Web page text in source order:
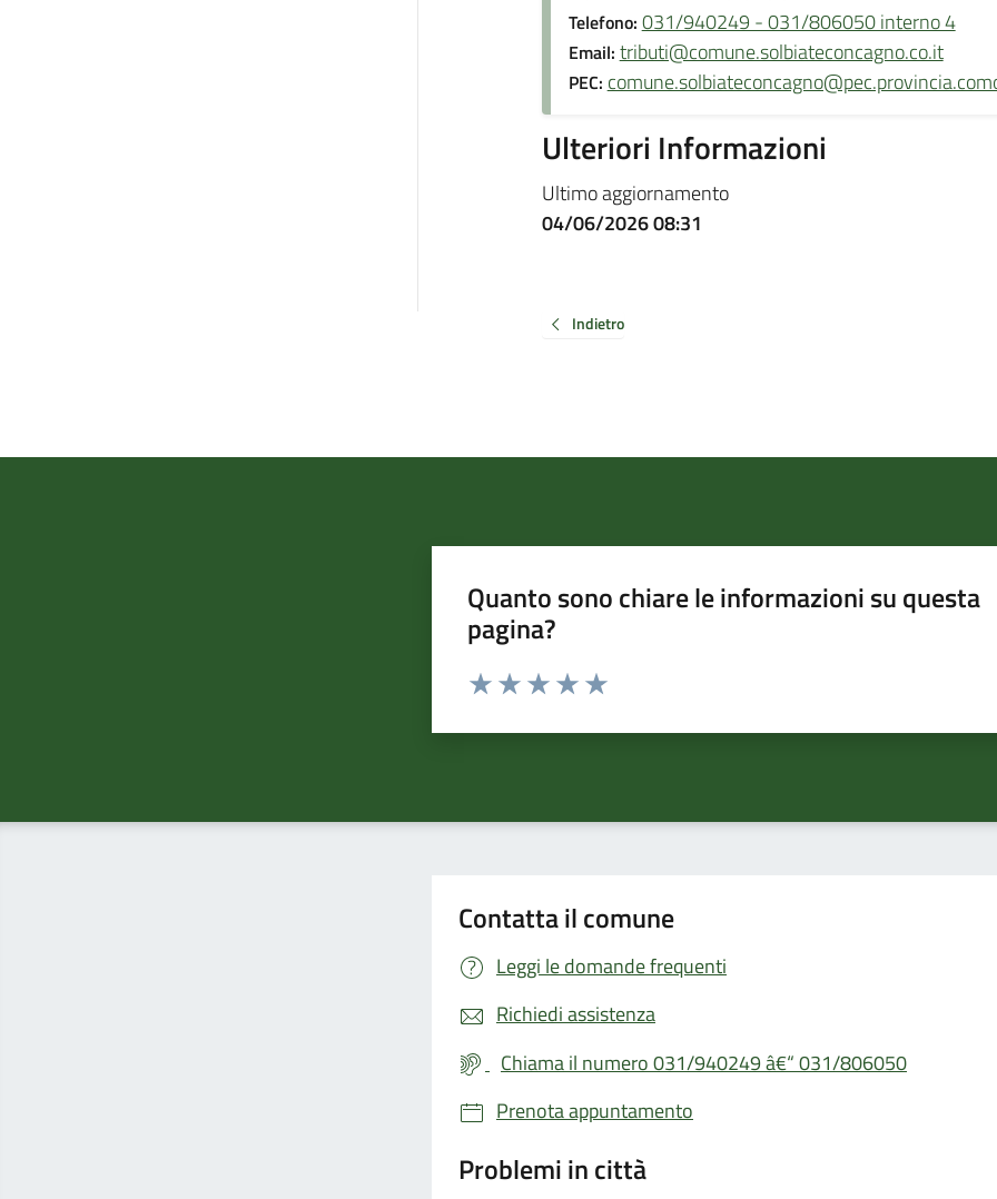
Telefono: 031/940249 - 031/806050 interno 4
Email: tributi@comune.solbiateconcagno.co.it
PEC:
Ulteriori Informazioni
Ultimo aggiornamento
04/06/2026 08:31
Indietro
Quanto sono chiare le informazioni su questa
pagina?
Valuta da 1 a 5 stelle la pagina
Contatta il comune
Leggi le domande frequenti
Richiedi assistenza
Chiama il numero 031/940249 â€“ 031/806050
Prenota appuntamento
Problemi in città